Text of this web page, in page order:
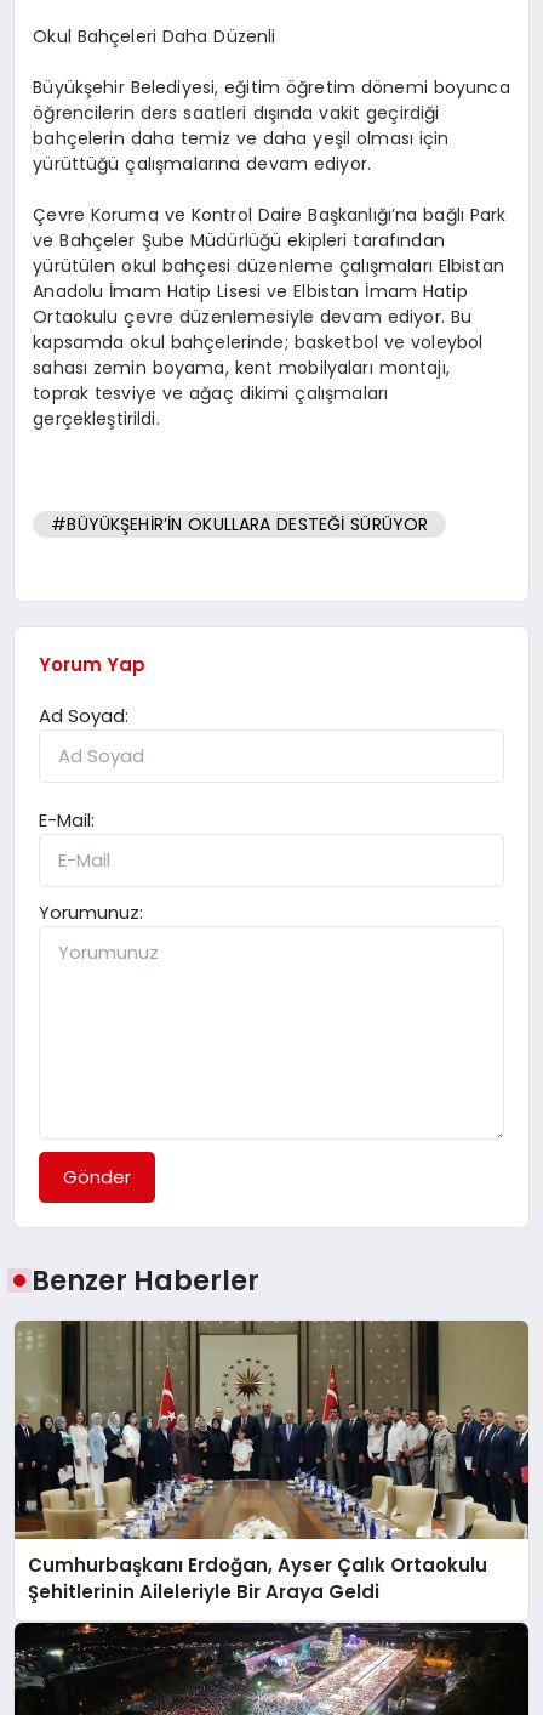
Okul Bahçeleri Daha Düzenli
Büyükşehir Belediyesi, eğitim öğretim dönemi boyunca
öğrencilerin ders saatleri dışında vakit geçirdiği
bahçelerin daha temiz ve daha yeşil olması için
yürüttüğü çalışmalarına devam ediyor.
Çevre Koruma ve Kontrol Daire Başkanlığı’na bağlı Park
ve Bahçeler Şube Müdürlüğü ekipleri tarafından
yürütülen okul bahçesi düzenleme çalışmaları Elbistan
Anadolu İmam Hatip Lisesi ve Elbistan İmam Hatip
Ortaokulu çevre düzenlemesiyle devam ediyor. Bu
kapsamda okul bahçelerinde; basketbol ve voleybol
sahası zemin boyama, kent mobilyaları montajı,
toprak tesviye ve ağaç dikimi çalışmaları
gerçekleştirildi.
#BÜYÜKŞEHİR’İN OKULLARA DESTEĞİ SÜRÜYOR
Yorum Yap
Ad Soyad:
E-Mail:
Yorumunuz:
Gönder
Benzer Haberler
Cumhurbaşkanı Erdoğan, Ayser Çalık Ortaokulu
Şehitlerinin Aileleriyle Bir Araya Geldi